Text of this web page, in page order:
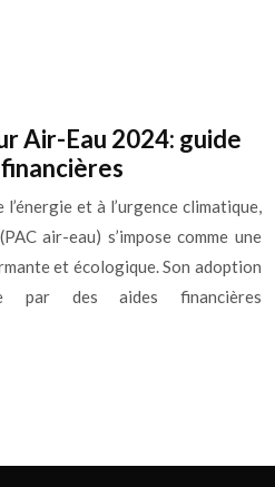
Air-Eau 2024: guide
et à l’urgence climatique,
air-eau) s’impose comme une
et écologique. Son adoption
par des aides financières